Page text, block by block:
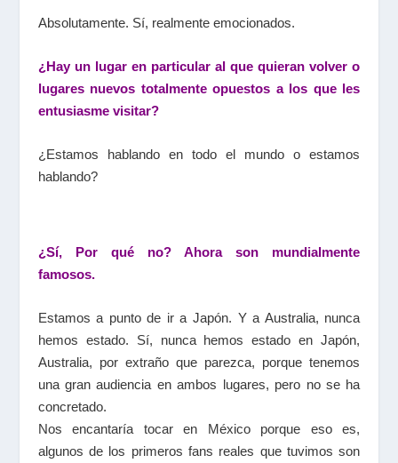
Absolutamente. Sí, realmente emocionados.
¿Hay un lugar en particular al que quieran volver o
lugares nuevos totalmente opuestos a los que les
entusiasme visitar?
¿Estamos hablando en todo el mundo o estamos
hablando?
¿Sí, Por qué no? Ahora son mundialmente
famosos.
Estamos a punto de ir a Japón. Y a Australia, nunca
hemos estado. Sí, nunca hemos estado en Japón,
Australia, por extraño que parezca, porque tenemos
una gran audiencia en ambos lugares, pero no se ha
concretado.
Nos encantaría tocar en México porque eso es,
algunos de los primeros fans reales que tuvimos son